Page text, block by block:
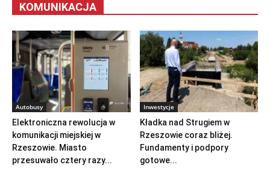
KOMUNIKACJA
Autobusy
Elektroniczna rewolucja w
komunikacji miejskiej w
Rzeszowie. Miasto
przesuwało cztery razy...
Inwestycje
Kładka nad Strugiem w
Rzeszowie coraz bliżej.
Fundamenty i podpory
gotowe...